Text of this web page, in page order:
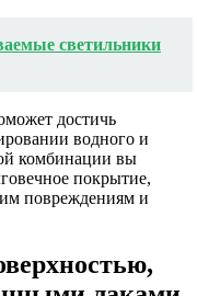
светильники
достичь
водного и
комбинации вы
покрытие,
повреждениям и